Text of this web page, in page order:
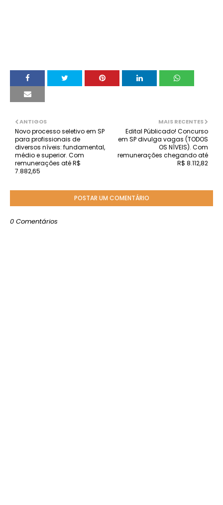
MAIS RECENTES
Edital Públicado! Concurso
em SP divulga vagas (TODOS
OS NÍVEIS). Com
remunerações chegando até
R$ 8.112,82
ANTIGOS
Novo processo seletivo em SP
para profissionais de
diversos níveis: fundamental,
médio e superior. Com
remunerações até R$
7.882,65
POSTAR UM COMENTÁRIO
0 Comentários